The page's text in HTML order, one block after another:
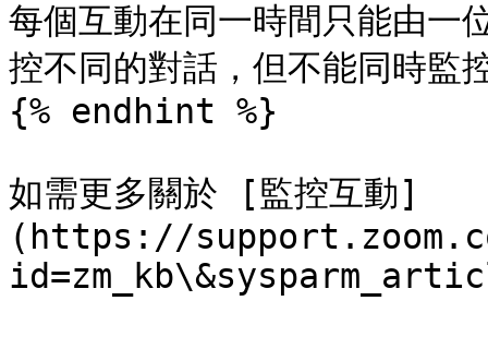
每個互動在同一時間只能由一
控不同的對話，但不能同時監
{% endhint %}
如需更多關於 [監控互動]
(https://